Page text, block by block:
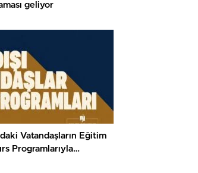
geliyor
Vatandaşların Eğitim
Programlarıyla